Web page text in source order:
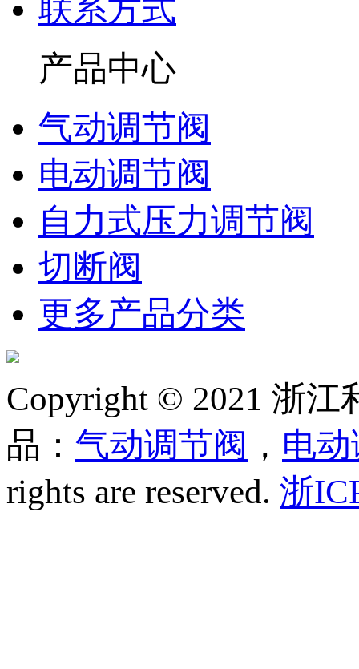
联系方式
产品中心
气动调节阀
电动调节阀
自力式压力调节阀
切断阀
更多产品分类
Copyright © 2021 浙
品： 气动调节阀 ， 电
rights are reserved. 浙